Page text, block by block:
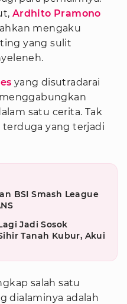
Ardhito Pramono
mengaku
yang sulit
yang disutradarai
satu cerita. Tak
terduga yang terjadi
BSI Smash League
Jadi Sosok
Tanah Kubur, Akui
salah satu
dialaminya adalah